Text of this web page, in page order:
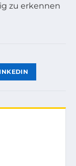
zu erkennen